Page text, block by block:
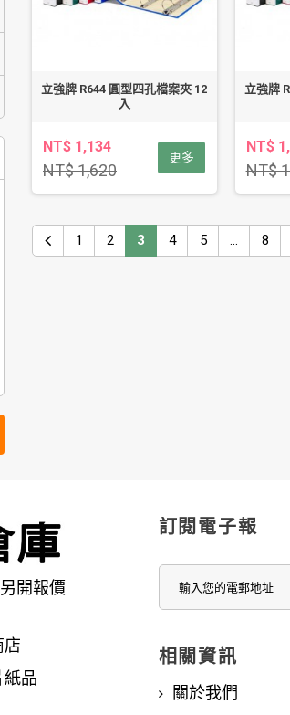
立強牌 R644 圓型四孔檔案夾 12
入
NT$ 1,134
NT$ 1,620
更多
立強牌
NT$
NT$
1 2 3 4 5 ... 8
開報價
店
紙品
訂閱電子報
相關資訊
關於我們